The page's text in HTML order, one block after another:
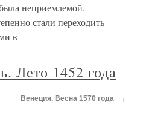
неприемлемой.
стали переходить
в
Лето 1452 года
года Если, пройдя до
Венеция. Весна 1570 года →